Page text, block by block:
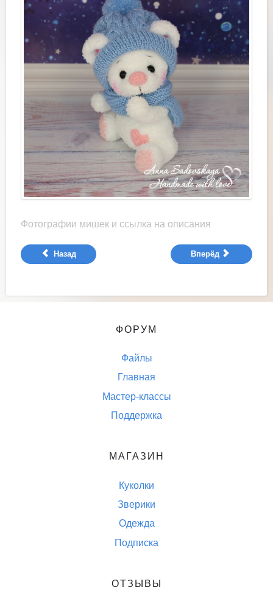
Фотографии мишек и ссылка на описания
Назад Вперёд
ФОРУМ
Файлы
Главная
Мастер-классы
Поддержка
МАГАЗИН
Куколки
Зверики
Одежда
Подписка
ОТЗЫВЫ